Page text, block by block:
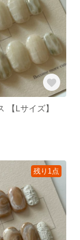
【Lサイズ】
残り1点